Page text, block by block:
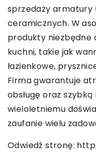
sprzedaży armatury
ceramicznych. W
produkty niezbędne
kuchni, takie jak
łazienkowe,
Firma gwarantuje
obsługę oraz
wieloletniemu
zaufanie wielu
Odwiedź stronę: